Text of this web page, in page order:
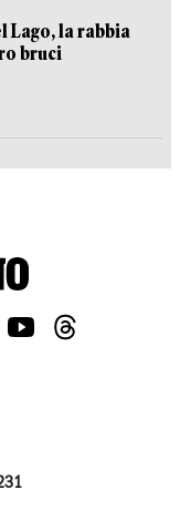
Lago, la rabbia
bruci